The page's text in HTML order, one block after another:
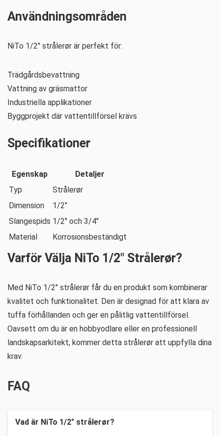
Användningsområden
NiTo 1/2″ strålerør är perfekt för:
Trädgårdsbevattning
Vattning av gräsmattor
Industriella applikationer
Byggprojekt där vattentillförsel krävs
Specifikationer
Egenskap
Detaljer
Typ
Strålerør
Dimension
1/2″
Slangespids 1/2″ och 3/4″
Material
Korrosionsbeständigt
Varför Välja NiTo 1/2″ Strålerør?
Med NiTo 1/2″ strålerør får du en produkt som kombinerar
kvalitet och funktionalitet. Den är designad för att klara av
tuffa förhållanden och ger en pålitlig vattentillförsel.
Oavsett om du är en hobbyodlare eller en professionell
landskapsarkitekt, kommer detta strålerør att uppfylla dina
krav.
FAQ
Vad är NiTo 1/2″ strålerør?